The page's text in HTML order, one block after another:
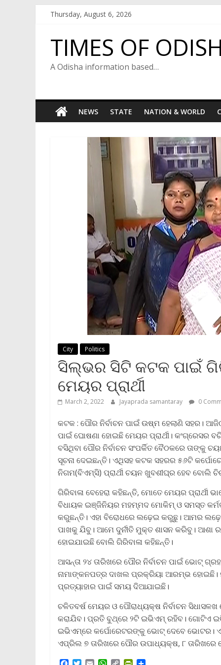
Thursday, August 6, 2026
TIMES OF
A Odisha information based…
NEWS STATE NATION & WORLD
City Politics
ସିଲ୍‌ଭର ସିଟି କଟକ ପାଇଁ
ମେୟର ପ୍ରାର୍ଥୀ
March 2, 2022 Jayaprada samantaray 0
କଟକ : ପୌର ନିର୍ବାଚନ ପାଇଁ ଉଷ୍ମ ହେଲାଣି ସହର।
ପାଇଁ ଘୋଷଣା ହୋଇଛି ମେୟର ପ୍ରାର୍ଥୀ। କଂଗ୍ରେସର
ବସିଥିବା ପୌର ନିର୍ବାଚନ ସଂପର୍କିତ ବୈଠକରେ ତାଙ୍କୁ
ସୂଚନା ଦେଇଛନ୍ତି। ଏଥିସହ କଟକ ସହରର ୫୬ଟି
ନିଗମ(ବିଏମ୍‌ସି) ପ୍ରାର୍ଥୀ ଚୟନ ଖୁବଶୀଘ୍ର ହେବ ବୋଲି
ଗିରିବାଳା ବେହେରା କହିଛନ୍ତି, ମୋତେ ମେୟର ପ୍ରାର୍ଥୀ
ବିଧାୟକ ଇଞ୍ଜିନିୟର ମହମ୍ମଦ ମୋକିମ୍‌ ଓ ସମସ୍ତ
କରୁଛନ୍ତି। ଏହା ବିରୋଧରେ ଲଢ଼େଇ କରୁଛୁ। ଆମର
ପାଖକୁ ଯିବୁ। ଆମେ ଦୁର୍ନୀତି ମୁକ୍ତ ଶାସନ କରିବୁ।
ହୋଇଯାଇଛି ବୋଲି ଗିରିବାଳା କହିଛନ୍ତି।
ଆସନ୍ତା ୨୪ ତାରିଖରେ ପୌର ନିର୍ବାଚନ ପାଇଁ ଭୋଟ୍‌
ନାମାଙ୍କନପତ୍ର ଦାଖଲ ପ୍ରକ୍ରିୟା ଆରମ୍ଭ ହୋଇଛି।
ପ୍ରତ୍ୟାହାର ପାଇଁ ସମୟ ଦିଆଯାଇଛି।
ଚଳିତବର୍ଷ ମେୟର ଓ ପୌରାଧ୍ୟକ୍ଷ ନିର୍ବାଚନ
କରାଯିବ। ପ୍ରତି ବୁଥ୍‌ରେ ୨ଟି ଇଭିଏମ୍ ରହିବ। ଗୋଟିଏ
ଇଭିଏମ୍‌ରେ କର୍ପୋରେଟରଙ୍କୁ ଭୋଟ୍‌ ଦେବେ ଭୋଟର।
ଏପ୍ରିଲ ୭ ତାରିଖରେ ପୌର ଉପାଧ୍ୟକ୍ଷ, ୮ ତାରିଖରେ